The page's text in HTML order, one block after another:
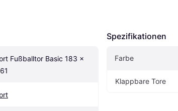
Fußballtor Basic 183 x
Spezifikationen
Farbe
Klappbare Tore